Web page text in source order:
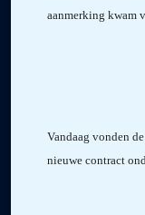
aanmerking kwam
Vandaag vonden
nieuwe contract